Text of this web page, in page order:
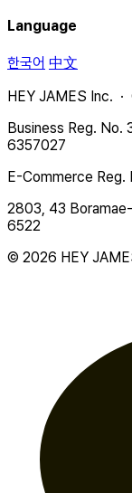
Language
한국어 中文
HEY JAMES Inc. ·
Business Reg. No.
6357027
E-Commerce
2803, 43
6522
© 2026 HEY